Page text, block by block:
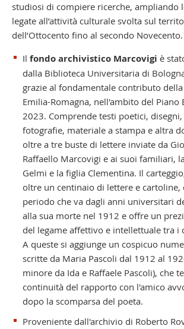
studiosi di compiere ricerche, ampliando
legate all’attività culturale svolta sul
dell’Ottocento fino al secondo Novecento.
Il fondo archivistico Marcovigi è
dalla Biblioteca Universitaria di
grazie al fondamentale contributo della
Emilia-Romagna, nell'ambito del Piano
2023. Comprende testi poetici, disegni,
fotografie, materiale a stampa e altra
oltre a tre buste di lettere inviate da
Raffaello Marcovigi e ai suoi familiari,
Gelmi e la figlia Clementina. Il
oltre un centinaio di lettere e cartoline,
periodo che va dagli anni universitari
alla sua morte nel 1912 e offre un
del legame affettivo e intellettuale tra i
A queste si aggiunge un cospicuo
scritte da Maria Pascoli dal 1912 al
minore da Ida e Raffaele Pascoli), che
continuità del rapporto con l'amico
dopo la scomparsa del poeta.
Proveniente dall'archivio di Roberto